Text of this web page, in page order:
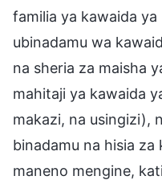
familia ya kawaida
ubinadamu wa
na sheria za maisha
mahitaji ya kawaida
makazi, na usingizi),
binadamu na hisia za
maneno mengine,